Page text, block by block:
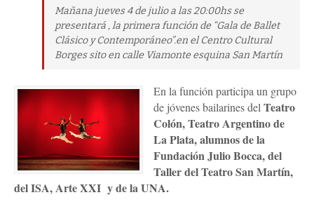
Mañana jueves 4 de julio a las 20:00hs se
presentará , la primera función de “Gala de Ballet
Clásico y Contemporáneo”.en el Centro Cultural
Borges sito en calle Viamonte esquina San Martín
En la función participa un grupo
de jóvenes bailarines del Teatro
Colón, Teatro Argentino de
La Plata, alumnos de la
Fundación Julio Bocca, del
Taller del Teatro San Martín,
del ISA, Arte XXI y de la UNA.